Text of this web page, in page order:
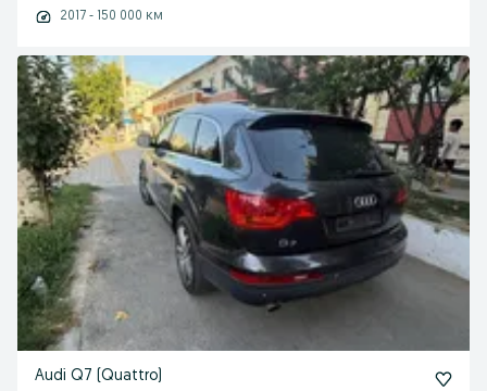
2017 - 150 000 км
Audi Q7 (Quattro)